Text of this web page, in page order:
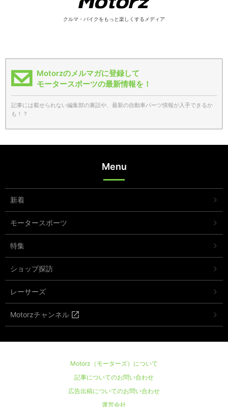
クルマ・バイクをもっと楽しくするメディア
Motorzのメルマガに登録して
モータースポーツの最新情報を！
記事には載せられない編集部の裏話や、最新の自動車パーツ情報が入手できるか
も！？
Menu
新着
モータースポーツ
特集
ショップ探訪
レーサーズ
Motorzチャンネル
Motorz（モーターズ）について
記事についてのお問い合わせ
広告出稿についてのお問い合わせ
運営会社